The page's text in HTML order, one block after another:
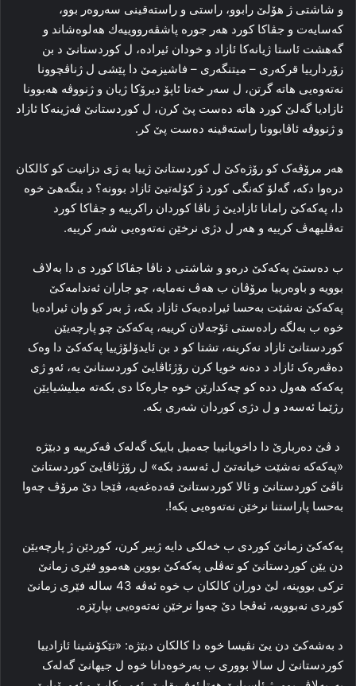
و شاشتی ژ ھۆلێ رابوو، راستی و راستەقینی سەروەر بوو،
کەسایەت و جڤاکا کورد ھەر جورە پاشڤەرووییه‌ك ھەلوەشاند و
گەھشت ئاستا ژیانەکا ئازاد و خودان ئیرادە، ل کوردستانێ د بن
زۆردارییا قرکەری – میتنگەری – فاشیزمێ دا پێشی ل ژناڤچوونا
نەتەوەیی ھاتە گرتن، ل سەر خەتا ئاپۆ دیرۆکا ژیان و ژنووڤە ھەبوونا
ئازادیا گەلێ کورد ھاتە دەست پێ کرن، ل کوردستانێ ڤەژینەکا ئازاد
و ژنووڤە ئاڤابوونا راستەقینە دەست پێ کر.
ھەر مرۆڤەک کو رۆژەکێ ل کوردستانێ ژییا بە ژی دزانیت کو کالکان
دره‌وا دکە، گەلۆ کەنگی کورد ژ کۆلەتیێ ئازاد بوونە؟ د بنگەھێ خوە
دا، پەکەکێ رامانا ئازادیێ ژ ناڤا کوردان راکرییە و جڤاكا کورد
تەڤلیھەڤ کرییە و ھەر ل دژی نرخێن نەتەوه‌یی شەر کرییە.
ب دەستێ پەکەکێ دره‌و و شاشتی د ناڤا جڤاكا کورد ی دا بەلاڤ
بوویە و باوەرییا مرۆڤان ب ھەڤ نەمایە، چو جاران ئەندامەکێ
پەکەکێ نه‌شێت بەحسا ئیرادەیەک ئازاد بکە، ژ بەر کو وان ئیراده‌یا
خوە ب بەلگە رادەستی ئۆجەلان کرییە، پەکەکێ چو پارچه‌یێن
کوردستانێ ئازاد نەکرینە، تشتا کو د بن ئایدۆلۆژییا پەکەکێ دا وەک
دەڤەرەک ئازاد د دەنه‌ خویا کرن رۆژئاڤایێ کوردستانێ یە، ئەو ژی
پەکەکە ھەول ددە کو چەکدارێن خوە جارەکا دی بکه‌ته‌ میلیشیایێن
رژێما ئەسەد و ل دژی کوردان شەری بکە.
د ڤێ دەربارێ دا داخویانییا جەمیل باییک گەلەک ڤەکرییە و دبێژە
«پەکەکە نه‌شێت خیانەتێ ل ئەسەد بکە» ل رۆژئاڤایێ کوردستانێ
ناڤێ کوردستانێ و ئالا کوردستانێ قەدەغەیە، ڤێجا دێ مرۆڤ چەوا
بەحسا پاراستنا نرخێن نەتەوه‌یی بکە!.
پەکەکێ زمانێ کوردی ب خەلکی دایه‌ ژبیر کرن، کوردێن ژ پارچه‌یێن
دن یێن کوردستانێ کو تەڤلی پەکەکێ بووین ھەموو فێری زمانێ
ترکی بووینە، لێ دوران کالکان ب خوە ئەڤە 43 سالە فێری زمانێ
کوردی نەبوویە، ئەڤجا دێ چەوا نرخێن نەتەوەیی بپارێزە.
د بەشەکێ دن یێ نڤیسا خوە دا کالکان دبێژە: «تێکۆشینا ئازادییا
کوردستانێ ل سالا بووری ب بەرخوەدانا خوە ل جیھانێ گەلەک